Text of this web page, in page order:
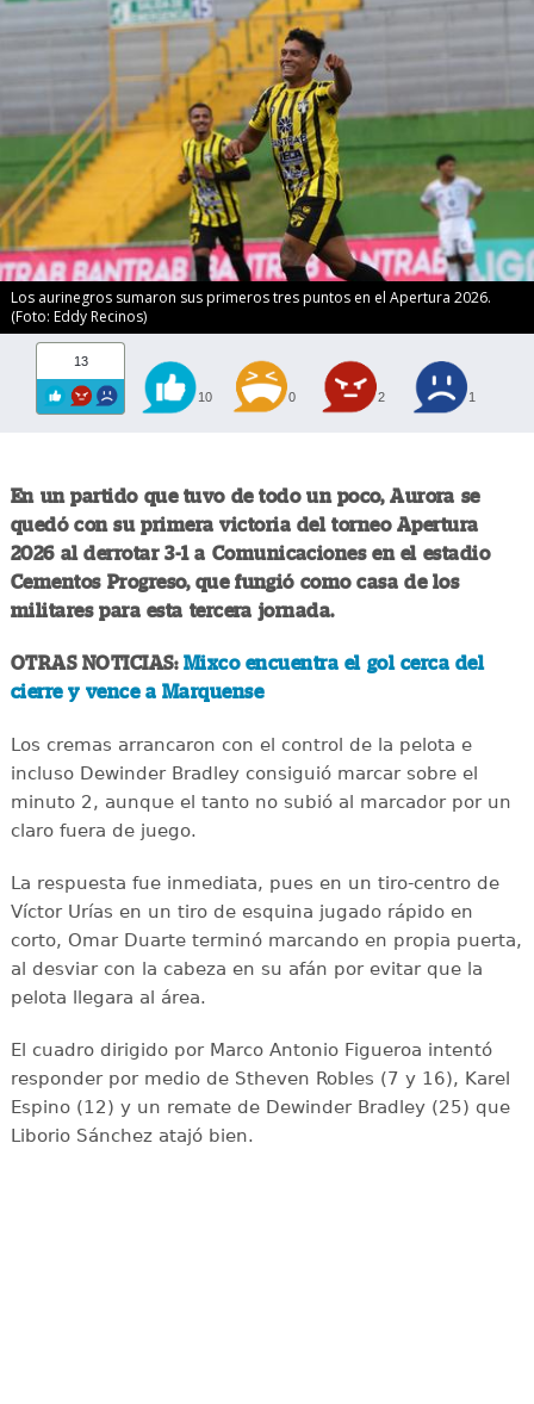
Los aurinegros sumaron sus primeros tres puntos en el Apertura 2026.
(Foto: Eddy Recinos)
13
10 0 2 1
En un partido que tuvo de todo un poco, Aurora se
quedó con su primera victoria del torneo Apertura
2026 al derrotar 3-1 a Comunicaciones en el estadio
Cementos Progreso, que fungió como casa de los
militares para esta tercera jornada.
OTRAS NOTICIAS: Mixco encuentra el gol cerca del
cierre y vence a Marquense
Los cremas arrancaron con el control de la pelota e
incluso Dewinder Bradley consiguió marcar sobre el
minuto 2, aunque el tanto no subió al marcador por un
claro fuera de juego.
La respuesta fue inmediata, pues en un tiro-centro de
Víctor Urías en un tiro de esquina jugado rápido en
corto, Omar Duarte terminó marcando en propia puerta,
al desviar con la cabeza en su afán por evitar que la
pelota llegara al área.
El cuadro dirigido por Marco Antonio Figueroa intentó
responder por medio de Stheven Robles (7 y 16), Karel
Espino (12) y un remate de Dewinder Bradley (25) que
Liborio Sánchez atajó bien.